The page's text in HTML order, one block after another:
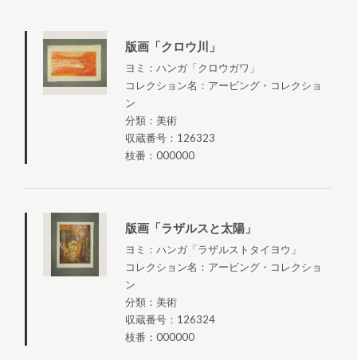
版画「クロウ川」
ヨミ：ハンガ「クロウガワ」
コレクション名：アービング・コレクショ
ン
分類：美術
収蔵番号：126323
枝番：000000
版画「ラザルスと太陽」
ヨミ：ハンガ「ラザルストタイヨウ」
コレクション名：アービング・コレクショ
ン
分類：美術
収蔵番号：126324
枝番：000000